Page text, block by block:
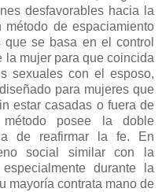
desfavorables hacia la
de espaciamiento
que se basa en el control
mujer para que coincida
sexuales con el esposo,
para mujeres que
estar casadas o fuera de
posee la doble
de reafirmar la fe. En
social similar con la
durante la
mayoría contrata mano de